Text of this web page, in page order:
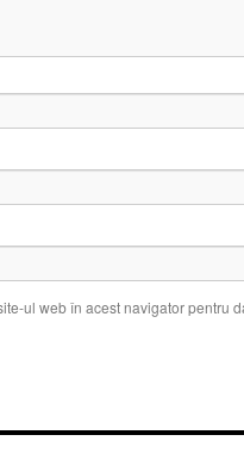
ul web în acest navigator pentru